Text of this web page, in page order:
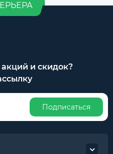
акций и скидок?
Подписаться